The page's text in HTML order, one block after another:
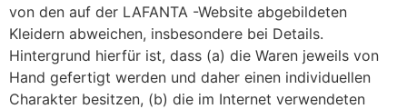
von den auf der LAFANTA -Website abgebildeten
Kleidern abweichen, insbesondere bei Details.
Hintergrund hierfür ist, dass (a) die Waren jeweils von
Hand gefertigt werden und daher einen individuellen
Charakter besitzen, (b) die im Internet verwendeten